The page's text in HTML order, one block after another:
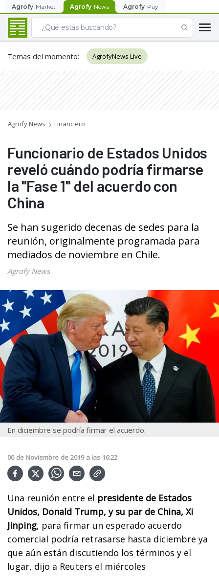
Agrofy Market Agrofy News Agrofy Pay
Temas del momento: AgrofyNews Live
Agrofy News Financiero
Funcionario de Estados Unidos
reveló cuándo podría firmarse
la "Fase 1" del acuerdo con
China
Se han sugerido decenas de sedes para la
reunión, originalmente programada para
mediados de noviembre en Chile.
Agrofy News
En diciembre se podría firmar el acuerdo.
06 de Noviembre de 2019 a las 16:22
Una reunión entre el presidente de Estados
Unidos, Donald Trump, y su par de China, Xi
Jinping, para firmar un esperado acuerdo
comercial podría retrasarse hasta diciembre ya
que aún están discutiendo los términos y el
lugar, dijo a Reuters el miércoles